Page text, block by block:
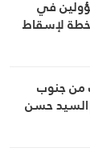
مسؤولين في
لإسقاط
من جنوب
السيد حسن